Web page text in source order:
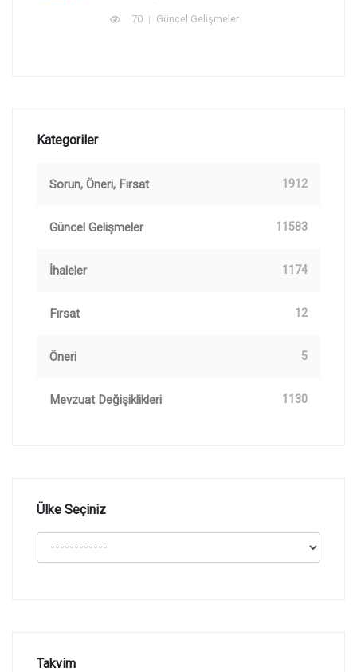
70 Güncel Gelişmeler
Kategoriler
Sorun, Öneri, Fırsat 1912
Güncel Gelişmeler 11583
İhaleler 1174
Fırsat 12
Öneri 5
Mevzuat Değişiklikleri 1130
Ülke Seçiniz
Takvim